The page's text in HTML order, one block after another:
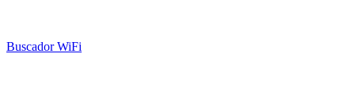
Buscador WiFi